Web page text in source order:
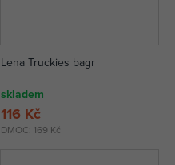
Lena Truckies bagr
skladem
DMOC: 169 Kč
116 Kč